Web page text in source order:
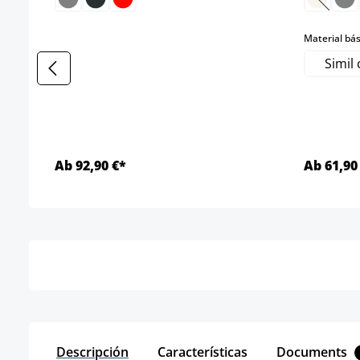
Ab 92,90 €*
(Esta
Material
Simil
Ab
Descripción Características Documents